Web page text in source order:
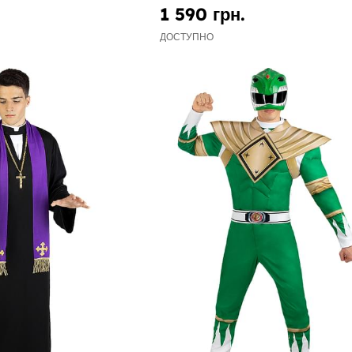
1 590 грн.
ДОСТУПНО